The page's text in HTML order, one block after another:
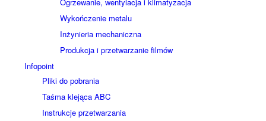
Wykończenie metalu
Inżynieria mechaniczna
Produkcja i przetwarzanie filmów
Infopoint
Pliki do pobrania
Taśma klejąca ABC
Instrukcje przetwarzania